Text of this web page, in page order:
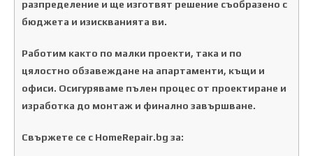
разпределение и ще изготвят решение съобразено с
бюджета и изискванията ви.
Работим както по малки проекти, така и по
цялостно обзавеждане на апартаменти, къщи и
офиси. Осигуряваме пълен процес от проектиране и
изработка до монтаж и финално завършване.
Свържете се с HomeRepair.bg за: